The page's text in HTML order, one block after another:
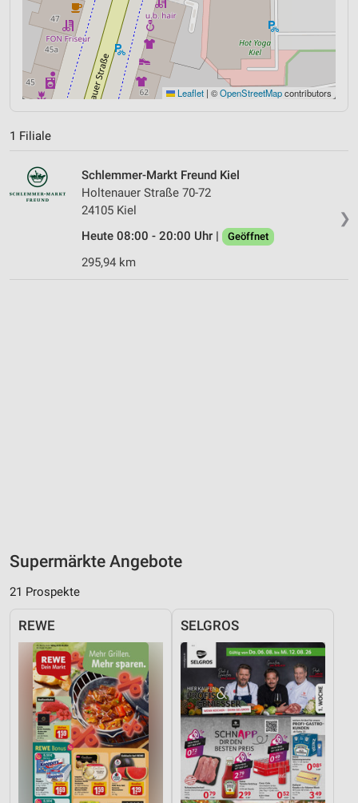
Leaflet | ©OpenStreetMapcontributors
1 Filiale
❯
Schlemmer-Markt Freund Kiel
Holtenauer Straße 70-72
24105 Kiel
Heute 08:00 - 20:00 Uhr |
Geöffnet
295,94 km
Supermärkte Angebote
21 Prospekte
REWE SELGROS